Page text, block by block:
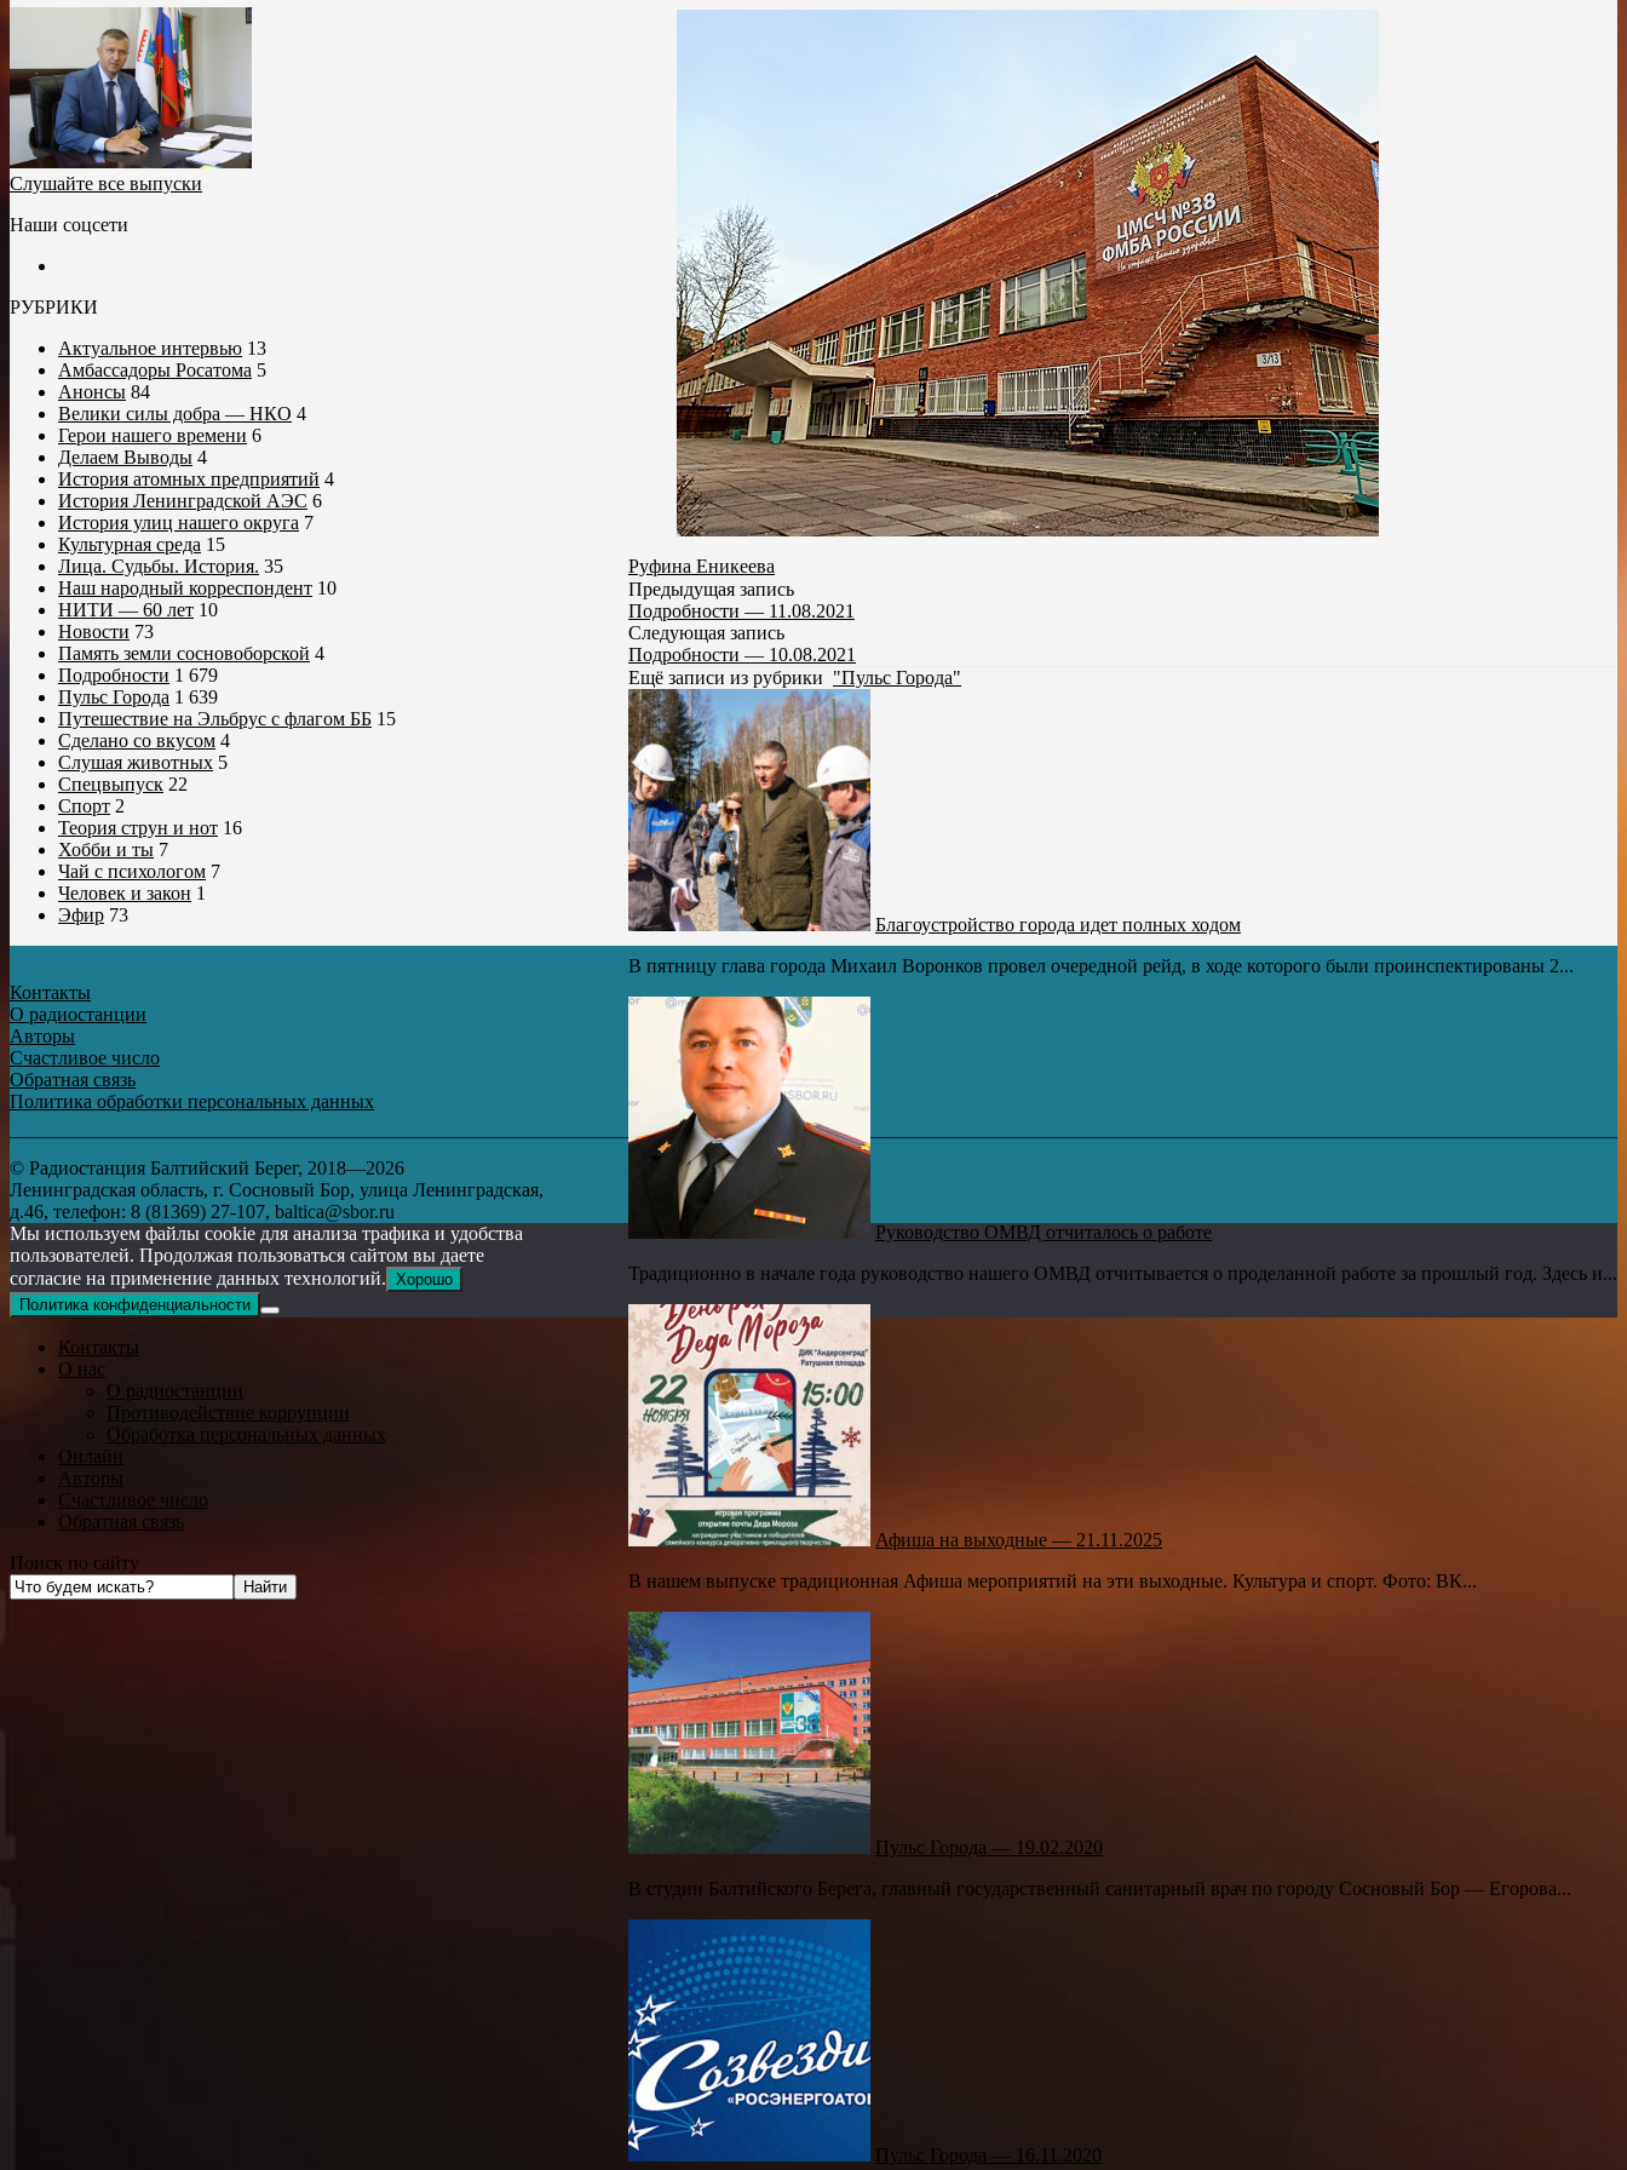
Руфина Еникеева
Предыдущая запись
Подробности — 11.08.2021
Следующая запись
Подробности — 10.08.2021
Ещё записи из рубрики "Пульс Города"
Благоустройство города идет полных ходом
В пятницу глава города Михаил Воронков провел очередной рейд, в ходе которого были проинспектированы 2...
Руководство ОМВД отчиталось о работе
Традиционно в начале года руководство нашего ОМВД отчитывается о проделанной работе за прошлый год. Здесь и...
Афиша на выходные — 21.11.2025
В нашем выпуске традиционная Афиша мероприятий на эти выходные. Культура и спорт. Фото: ВК...
Пульс Города — 19.02.2020
В студии Балтийского Берега, главный государственный санитарный врач по городу Сосновый Бор — Егорова...
Пульс Города — 16.11.2020
Слушайте все выпуски
Наши соцсети
РУБРИКИ
Актуальное интервью 13
Амбассадоры Росатома 5
Анонсы 84
Велики силы добра — НКО 4
Герои нашего времени 6
Делаем Выводы 4
История атомных предприятий 4
История Ленинградской АЭС 6
История улиц нашего округа 7
Культурная среда 15
Лица. Судьбы. История. 35
Наш народный корреспондент 10
НИТИ — 60 лет 10
Новости 73
Память земли сосновоборской 4
Подробности 1 679
Пульс Города 1 639
Путешествие на Эльбрус с флагом ББ 15
Сделано со вкусом 4
Слушая животных 5
Спецвыпуск 22
Спорт 2
Теория струн и нот 16
Хобби и ты 7
Чай с психологом 7
Человек и закон 1
Эфир 73
Контакты
О радиостанции
Авторы
Счастливое число
Обратная связь
Политика обработки персональных данных
© Радиостанция Балтийский Берег, 2018—2026
Ленинградская область, г. Сосновый Бор, улица Ленинградская,
д.46, телефон: 8 (81369) 27-107, baltica@sbor.ru
Мы используем файлы cookie для анализа трафика и удобства
пользователей. Продолжая пользоваться сайтом вы даете
согласие на применение данных технологий. Хорошо
Политика конфиденциальности
Контакты
О нас
О радиостанции
Противодействие коррупции
Обработка персональных данных
Онлайн
Авторы
Счастливое число
Обратная связь
Поиск по сайту